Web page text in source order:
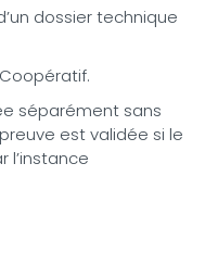
dossier technique
séparément sans
est validée si le
l’instance